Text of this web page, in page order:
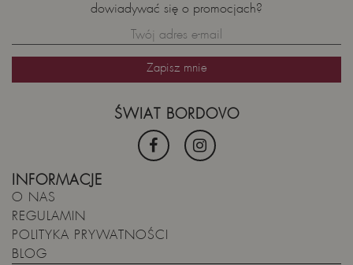
INFORMACJE
O NAS
REGULAMIN
POLITYKA PRYWATNOŚCI
BLOG
ŚWIAT BORDOVO
dowiadywać się o promocjach?